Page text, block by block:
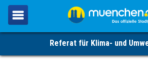
Referat für Klima- und